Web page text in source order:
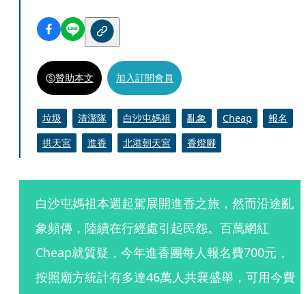
贊助本文 加入訂閱會員
垃圾 清潔隊 白沙屯媽祖 亂象 Cheap
報名
拱天宮
進香 北港朝天宮 香燈腳
白沙屯媽祖本週起駕展開進香之旅，然而沿途亂
象頻傳，陸續在行經處引起民怨。百萬網紅
Cheap就質疑，今年進香團每人報名費700元，
按照廟方統計有多達46萬人共襄盛舉，可用今費